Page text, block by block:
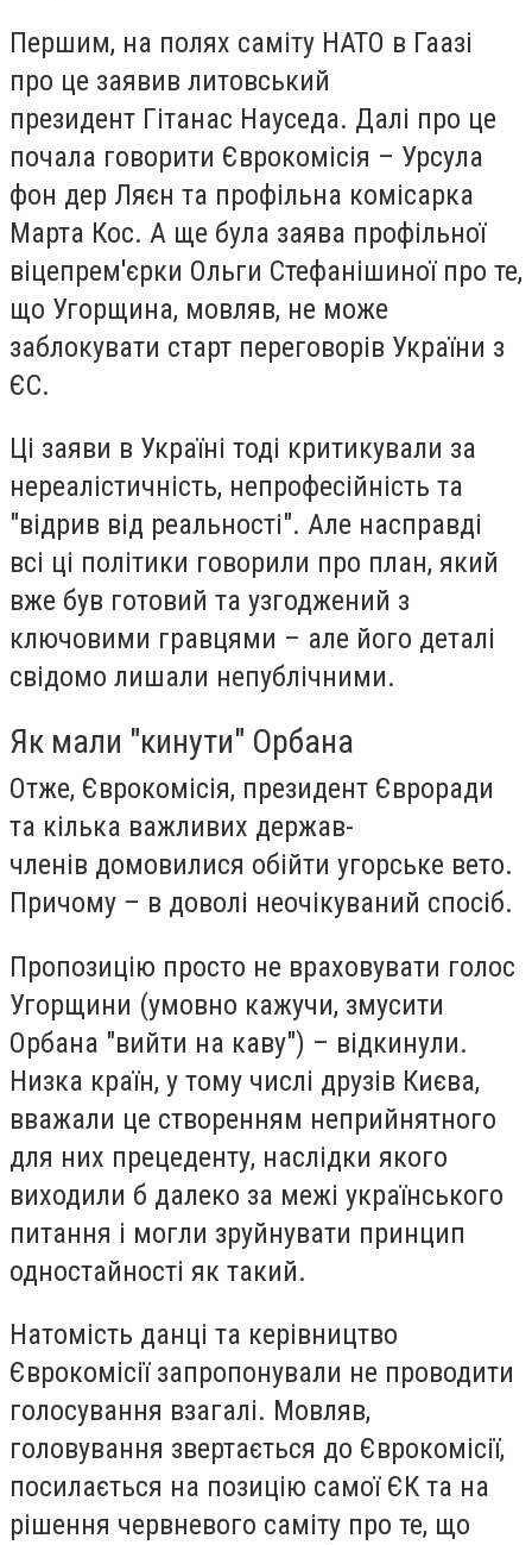
Першим, на полях саміту НАТО в Гаазі
про це заявив литовський
президент Гітанас Науседа. Далі про це
почала говорити Єврокомісія – Урсула
фон дер Ляєн та профільна комісарка
Марта Кос. А ще була заява профільної
віцепрем'єрки Ольги Стефанішиної про те,
що Угорщина, мовляв, не може
заблокувати старт переговорів України з
ЄС.
Ці заяви в Україні тоді критикували за
нереалістичність, непрофесійність та
"відрив від реальності". Але насправді
всі ці політики говорили про план, який
вже був готовий та узгоджений з
ключовими гравцями – але його деталі
свідомо лишали непублічними.
Як мали "кинути" Орбана
Отже, Єврокомісія, президент Євроради
та кілька важливих держав-
членів домовилися обійти угорське вето.
Причому – в доволі неочікуваний спосіб.
Пропозицію просто не враховувати голос
Угорщини (умовно кажучи, змусити
Орбана "вийти на каву") – відкинули.
Низка країн, у тому числі друзів Києва,
вважали це створенням неприйнятного
для них прецеденту, наслідки якого
виходили б далеко за межі українського
питання і могли зруйнувати принцип
одностайності як такий.
Натомість данці та керівництво
Єврокомісії запропонували не проводити
голосування взагалі. Мовляв,
головування звертається до Єврокомісії,
посилається на позицію самої ЄК та на
рішення червневого саміту про те, що